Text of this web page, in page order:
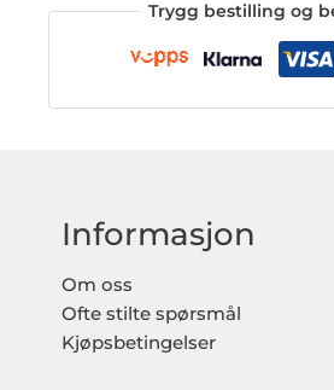
Trygg bestilling og
Informasjon
Om oss
Ofte stilte spørsmål
Kjøpsbetingelser